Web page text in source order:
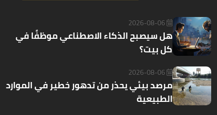
2026-08-06
هل سيصبح الذكاء الاصطناعي موظفًا في
كل بيت؟
2026-08-06
مرصد بيئي يحذر من تدهور خطير في الموارد
الطبيعية